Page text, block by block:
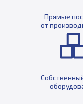
Прямые
от